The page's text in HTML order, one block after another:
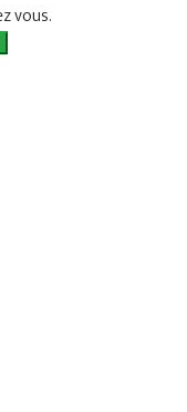
vous.